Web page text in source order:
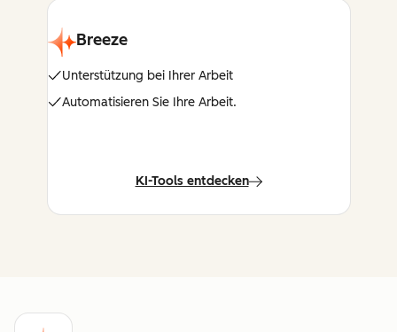
Breeze
Unterstützung bei Ihrer Arbeit
Automatisieren Sie Ihre Arbeit.
KI-Tools entdecken